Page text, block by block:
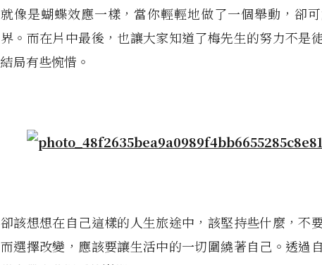
就像是蝴蝶效應一樣，當你輕輕地做了一個舉動，卻
界。而在片中最後，也讓大家知道了梅先生的努力不是
結局有些惋惜。
卻該想想在自己這樣的人生旅途中，該堅持些什麼，不
而選擇改變，應該要讓生活中的一切圍繞著自己。透過